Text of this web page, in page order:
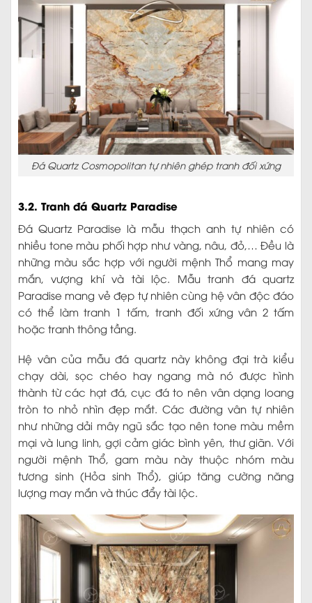
Đá Quartz Cosmopolitan tự nhiên ghép tranh đối xứng
3.2. Tranh đá Quartz Paradise
Đá Quartz Paradise là mẫu thạch anh tự nhiên có
nhiều tone màu phối hợp như vàng, nâu, đỏ,… Đều là
những màu sắc hợp với người mệnh Thổ mang may
mắn, vượng khí và tài lộc. Mẫu tranh đá quartz
Paradise mang vẻ đẹp tự nhiên cùng hệ vân độc đáo
có thể làm tranh 1 tấm, tranh đối xứng vân 2 tấm
hoặc tranh thông tầng.
Hệ vân của mẫu đá quartz này không đại trà kiểu
chạy dài, sọc chéo hay ngang mà nó được hình
thành từ các hạt đá, cục đá to nên vân dạng loang
tròn to nhỏ nhìn đẹp mắt. Các đường vân tự nhiên
như những dải mây ngũ sắc tạo nên tone màu mềm
mại và lung linh, gợi cảm giác bình yên, thư giãn. Với
người mệnh Thổ, gam màu này thuộc nhóm màu
tương sinh (Hỏa sinh Thổ), giúp tăng cường năng
lượng may mắn và thúc đẩy tài lộc.